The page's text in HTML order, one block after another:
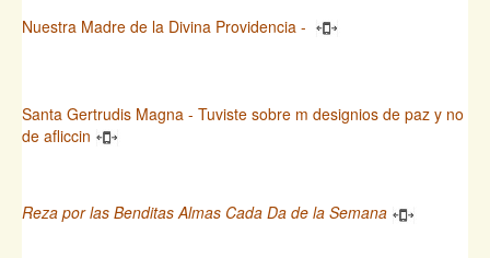
Nuestra Madre de la Divina Providencia -
Santa Gertrudis Magna - Tuviste sobre m designios de paz y no
de afliccin
Reza por las Benditas Almas Cada Da de la Semana